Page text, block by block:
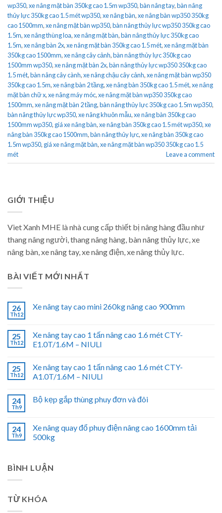
wp350,xe nâng mặt bàn 350kg cao 1.5m wp350,bàn nâng tay,bàn nâng
thủy lực 350kg cao 1.5 mét wp350,xe nâng bàn,xe nâng bàn wp350 350kg
cao 1500mm,xe nâng mặt bàn wp350,bàn nâng thủy lực wp350 350kg cao
1.5m,xe nâng thùng loa,xe nâng mặt bàn,bàn nâng thủy lực 350kg cao
1.5m,xe nâng bàn 2x,xe nâng mặt bàn 350kg cao 1.5 mét,xe nâng mặt bàn
350kg cao 1500mm,xe nâng cây cảnh,bàn nâng thủy lực 350kg cao
1500mm wp350,xe nâng mặt bàn 2x,bàn nâng thủy lực wp350 350kg cao
1.5 mét,bàn nâng cây cành,xe nâng chậu cây cảnh,xe nâng mặt bàn wp350
350kg cao 1.5m,xe nâng bàn 2 tầng,xe nâng bàn 350kg cao 1.5 mét,xe nâng
mặt bàn chữ x,xe nâng máy móc,xe nâng mặt bàn wp350 350kg cao
1500mm,xe nâng mặt bàn 2 tầng,bàn nâng thủy lực 350kg cao 1.5m wp350,
bàn nâng thủy lực wp350,xe nâng khuôn mẫu,xe nâng bàn 350kg cao
1500mm wp350, giá xe nâng bàn,xe nâng bàn 350kg cao 1.5 mét wp350,xe
nâng bàn 350kg cao 1500mm,bàn nâng thủy lực,xe nâng bàn 350kg cao
1.5m wp350, giá xe nâng mặt bàn,xe nâng mặt bàn wp350 350kg cao 1.5
mét
Leave a comment
GIỚI THIỆU
Viet Xanh MHE là nhà cung cấp thiết bị nâng hàng đầu như
thang nâng người, thang nâng hàng, bàn nâng thủy lực, xe
nâng bàn, xe nâng tay, xe nâng điện, xe nâng thủy lực.
BÀI VIẾT MỚI NHẤT
26
Th12
Xe nâng tay cao mini 260kg nâng cao 900mm
25
Th12
Xe nâng tay cao 1 tấn nâng cao 1.6 mét CTY-
E1.0T/1.6M – NIULI
25
Th12
Xe nâng tay cao 1 tấn nâng cao 1.6 mét CTY-
A1.0T/1.6M – NIULI
24
Th9
Bộ kẹp gắp thùng phuy đơn và đôi
24
Th9
Xe nâng quay đổ phuy điện nâng cao 1600mm tải
500kg
BÌNH LUẬN
TỪ KHÓA